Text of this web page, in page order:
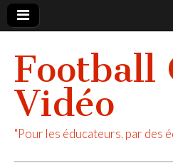
Football
Vidéo
"Pour les éducateurs, par des